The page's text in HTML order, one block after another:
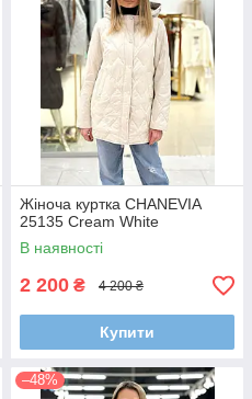
Жіноча куртка CHANEVIA
25135 Cream White
В наявності
2 200 ₴ 4 200 ₴
Купити
–48%